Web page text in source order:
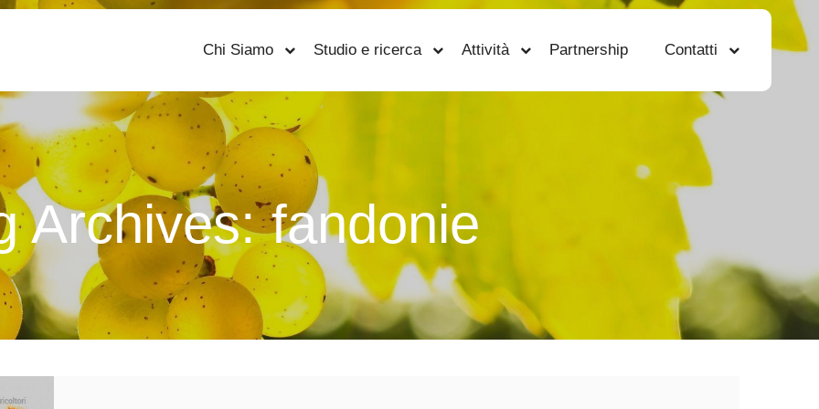
Chi Siamo Studio e ricerca Attività Partnership Contatti
Archives:fandonie